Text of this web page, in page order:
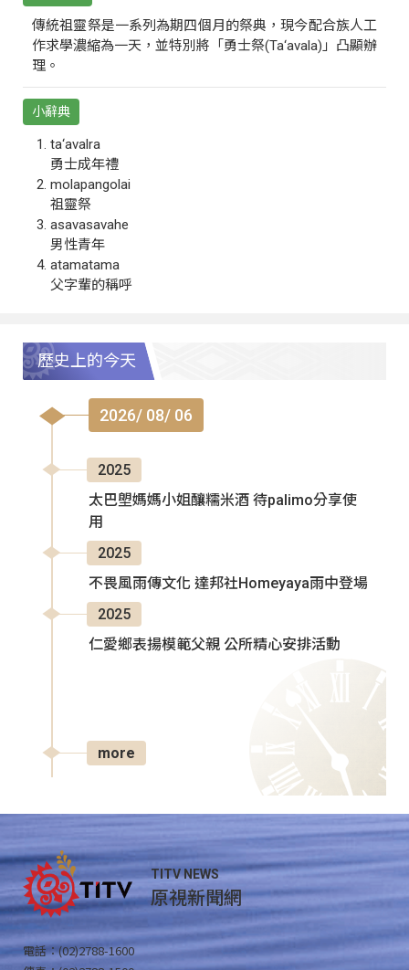
傳統祖靈祭是一系列為期四個月的祭典，現今配合族人工
作求學濃縮為一天，並特別將「勇士祭(Ta‘avala)」凸顯辦
理。
小辭典
ta‘avalra
勇士成年禮
molapangolai
祖靈祭
asavasavahe
男性青年
atamatama
父字輩的稱呼
歷史上的今天
2026/ 08/ 06
2025
太巴塱媽媽小姐釀糯米酒 待palimo分享使
用
2025
不畏風雨傳文化 達邦社Homeyaya雨中登場
2025
仁愛鄉表揚模範父親 公所精心安排活動
more
TITV NEWS
原視新聞網
電話：(02)2788-1600